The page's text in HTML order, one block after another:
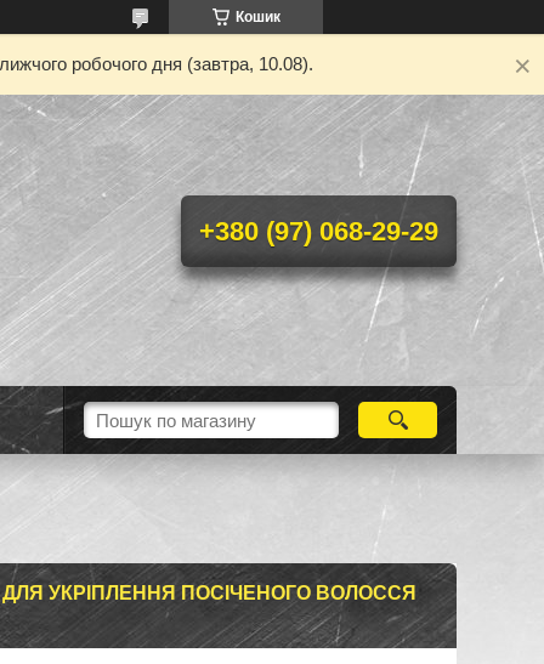
Кошик
робочого дня (завтра, 10.08).
+380 (97) 068-29-29
УКРІПЛЕННЯ ПОСІЧЕНОГО ВОЛОССЯ